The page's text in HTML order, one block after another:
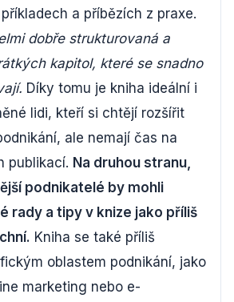
a příbězích z praxe.
dobře strukturovaná a
kapitol, které se snadno
Díky tomu je kniha ideální i
lidi, kteří si chtějí rozšířit
ale nemají čas na
publikací. Na druhou stranu,
podnikatelé by mohli
rady a tipy v knize jako příliš
Kniha se také příliš
oblastem podnikání, jako
marketing nebo e-